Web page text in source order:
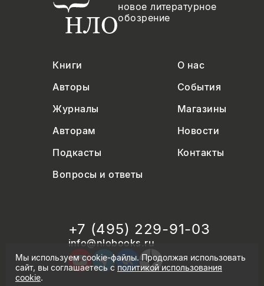
новое литературное
обозрение
Книги
О нас
Авторы
События
Журналы
Магазины
Авторам
Новости
Подкасты
Контакты
Вопросы и ответы
+7 (495) 229-91-03
info@nlobooks.ru
Мы используем cookie-файлы. Продолжая использовать
сайт, вы соглашаетесь сполитикой использования
cookie.